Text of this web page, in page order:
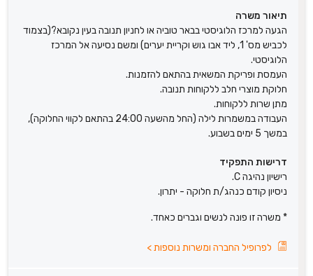
תיאור משרה
הגעה למרכז הלוגיסטי בבאר טוביה או לחניון תנובה בעין נקובא?(בצמוד
לכביש מס' 1, ליד אבו גוש וקריית יערים) ומשם נסיעה אל המרכז
הלוגיסטי.
העמסת ופריקת המשאית בהתאם להזמנות.
חלוקת מוצרי חלב ללקוחות תנובה.
מתן שרות ללקוחות.
העבודה במשמרות לילה (החל מהשעה 24:00 בהתאם לקווי החלוקה),
במשך 5 ימים בשבוע.
דרישות התפקיד
רישיון נהיגה C.
ניסיון קודם כנהג/ת חלוקה - יתרון.
* משרה זו פונה לנשים וגברים כאחד.
לפרופיל החברה ומשרות נוספות>